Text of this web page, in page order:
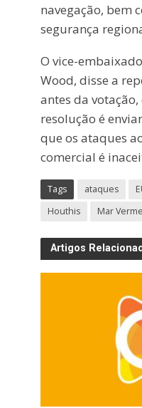
navegação, bem
segurança
O vice-
Wood, disse a
antes da
resolução é
que os ataques
comercial é
Tags ataques
Houthis
Mar
Artigos